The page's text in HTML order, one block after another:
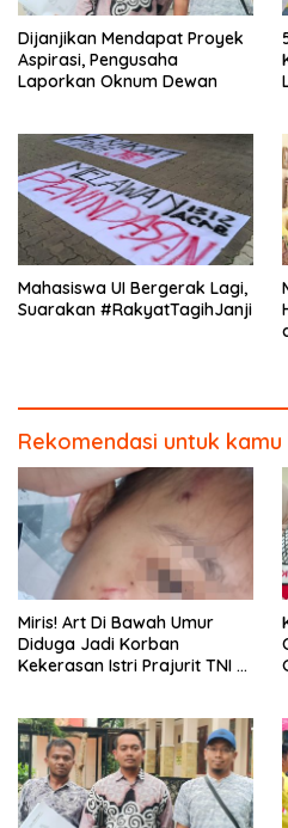
Dijanjikan Mendapat Proyek
Aspirasi, Pengusaha
Laporkan Oknum Dewan
Mahasiswa UI Bergerak Lagi,
Suarakan #RakyatTagihJanji
Rekomendasi untuk kamu
Miris! Art Di Bawah Umur
Diduga Jadi Korban
Kekerasan Istri Prajurit TNI di